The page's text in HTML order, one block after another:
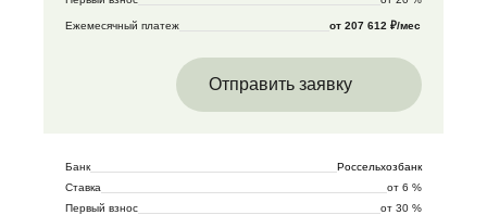
Ежемесячный платеж от 207 612 ₽/мес
Отправить заявку
Банк
Россельхозбанк
Ставка
от 6 %
Первый взнос
от 30 %